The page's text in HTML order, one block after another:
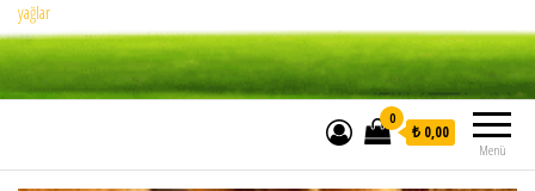
yağlar
Menü
0
₺ 0,00